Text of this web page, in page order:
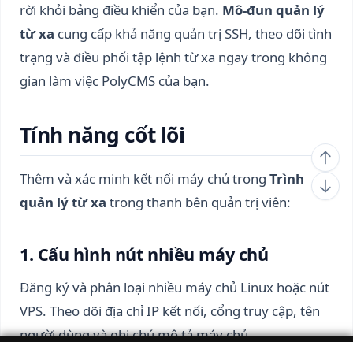
rời khỏi bảng điều khiển của bạn. Mô-đun quản lý
từ xa cung cấp khả năng quản trị SSH, theo dõi tình
trạng và điều phối tập lệnh từ xa ngay trong không
gian làm việc PolyCMS của bạn.
Tính năng cốt lõi
Thêm và xác minh kết nối máy chủ trong Trình
quản lý từ xa trong thanh bên quản trị viên:
1. Cấu hình nút nhiều máy chủ
Đăng ký và phân loại nhiều máy chủ Linux hoặc nút
VPS. Theo dõi địa chỉ IP kết nối, cổng truy cập, tên
người dùng và ghi chú mô tả máy chủ.